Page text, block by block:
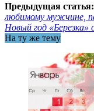
Предыдущая статья:
любимому мужчине,
Новый год «Березка»
На ту же тему